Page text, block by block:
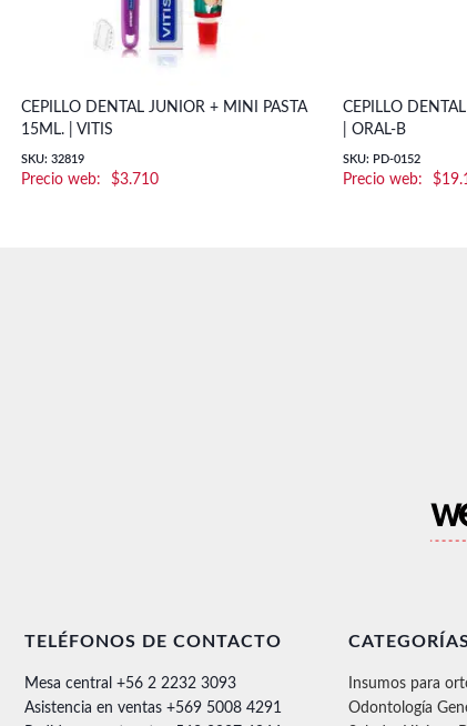
CEPILLO DENTAL JUNIOR + MINI PASTA
15ML. | VITIS
SKU: 32819
$3.710
CEPILLO
| ORAL-B
SKU: PD-0152
$
TELÉFONOS DE CONTACTO
Mesa central +56 2 2232 3093
Asistencia en ventas +569 5008 4291
Insumos para
Odontología